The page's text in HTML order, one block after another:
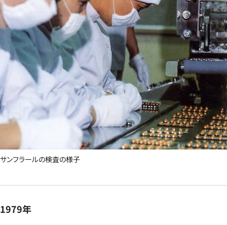
サンフラールの検査の様子
1979年